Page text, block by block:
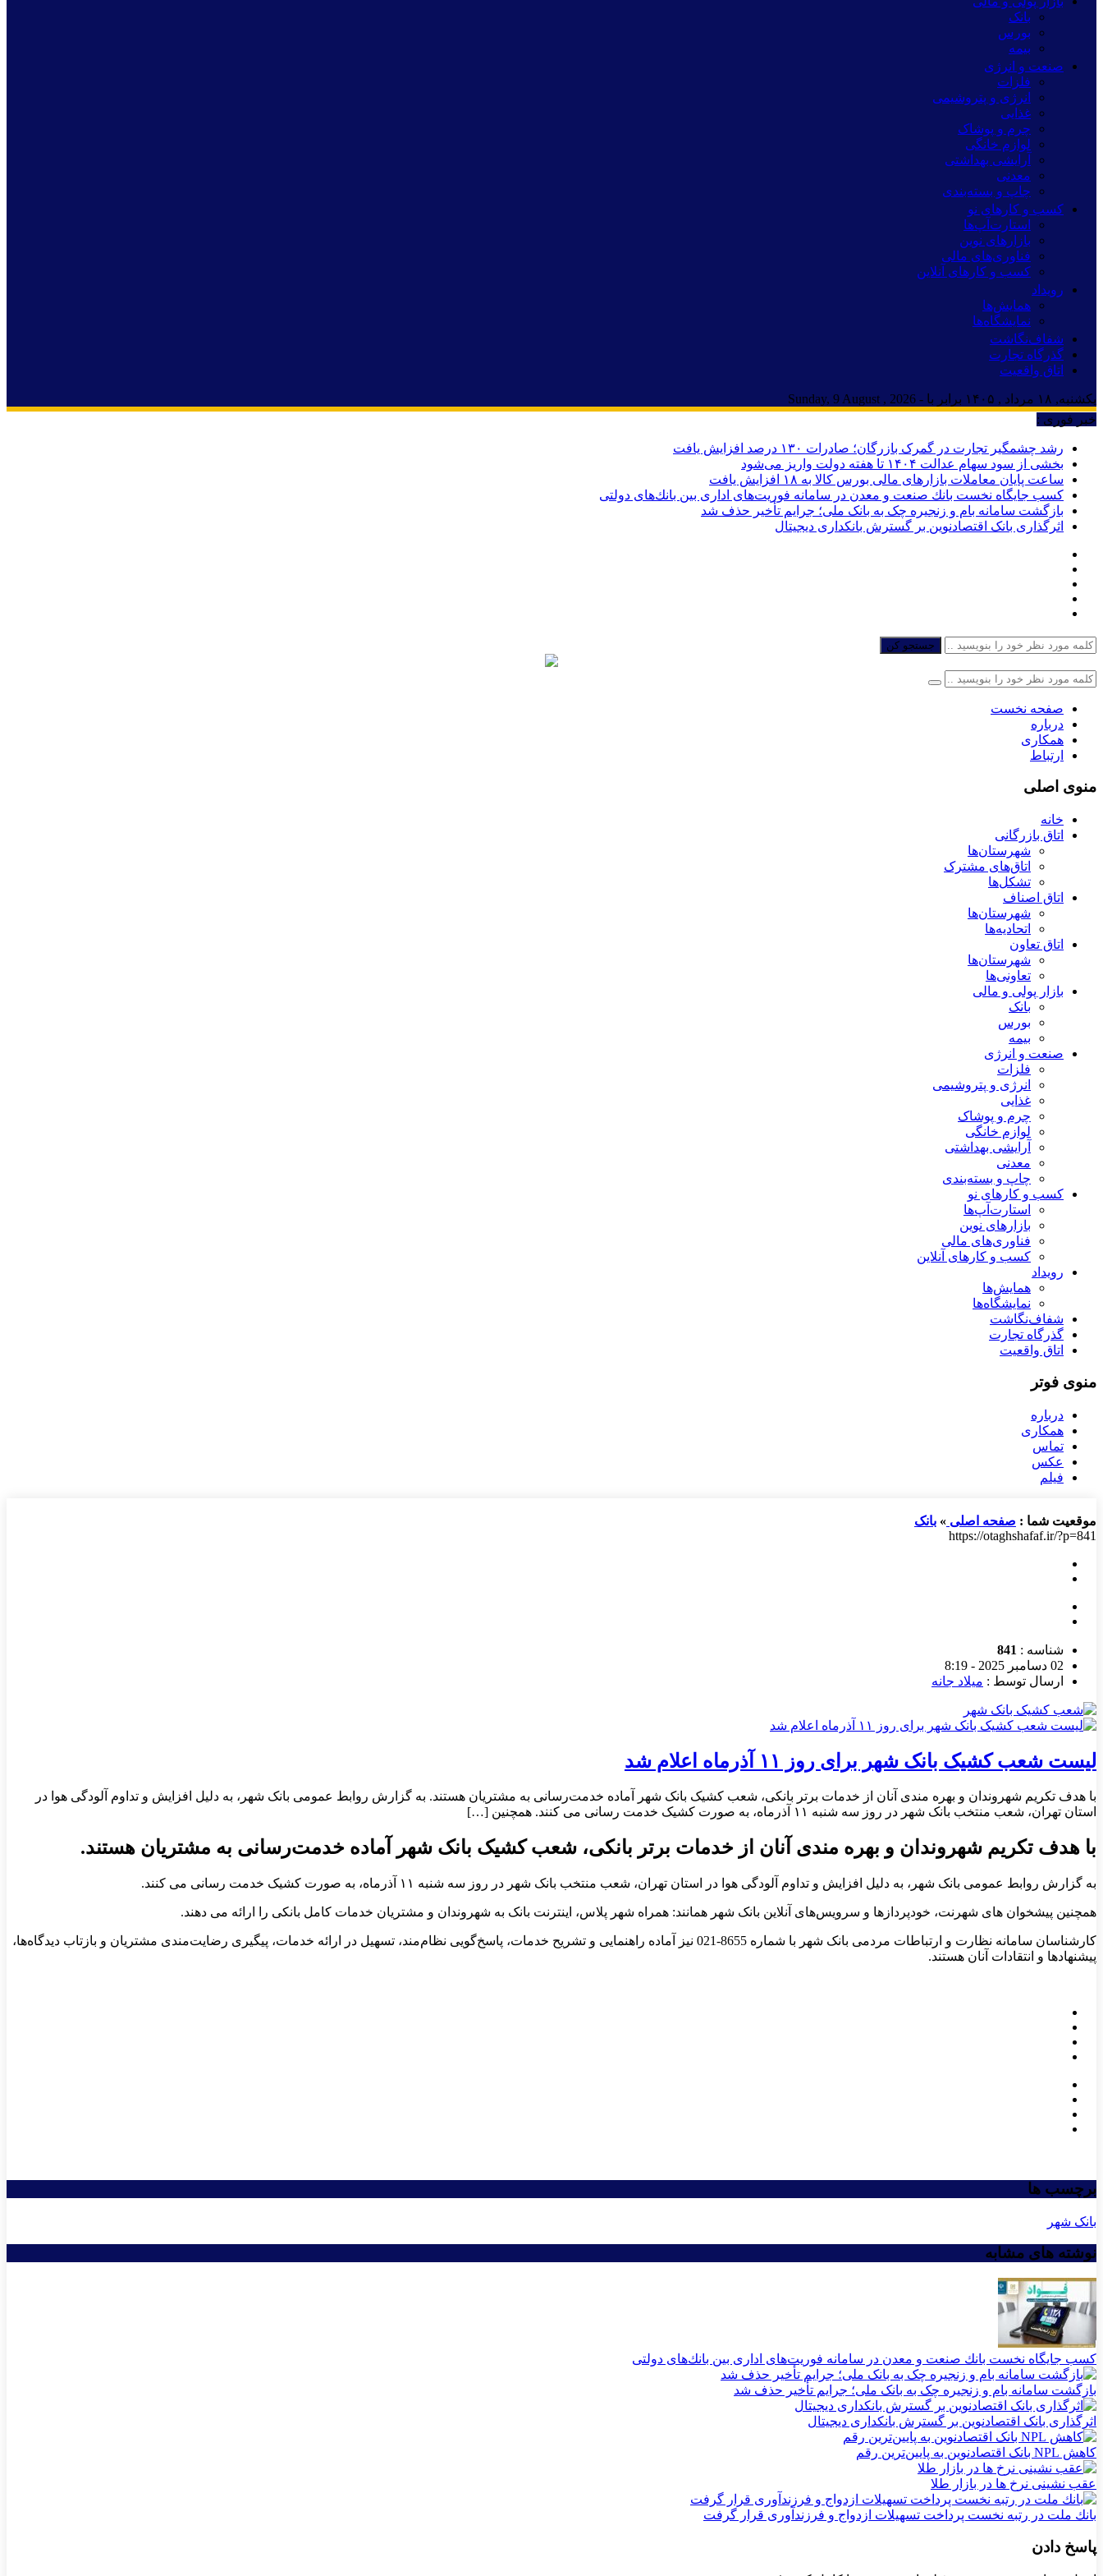
بانک
بورس
بیمه
صنعت و انرژی
فلزات
انرژی و پتروشیمی
غذایی
چرم و پوشاک
لوازم خانگی
آرایشی بهداشتی
معدنی
چاپ و بسته‌بندی
کسب و کارهای نو
استارت‌آپ‌ها
بازارهای نوین
فناوری‌های مالی
کسب و کارهای آنلاین
رویداد
همایش‌ها
نمایشگاه‌ها
شفاف‌نگاشت
گذرگاه تجارت
اتاق واقعیت
یکشنبه, ۱۸ مرداد , ۱۴۰۵ برابر با - Sunday, 9 August , 2026
خبر فوری :
رشد چشمگیر تجارت در گمرک بازرگان؛ صادرات ۱۳۰ درصد افزایش یافت
بخشی از سود سهام عدالت ۱۴۰۴ تا هفته دولت واریز می‌شود
ساعت پایان معاملات بازارهای مالی بورس کالا به ۱۸ افزایش یافت
كسب جایگاه نخست بانك صنعت و معدن در سامانه فوریت‌های اداری بین بانك‌های دولتی
بازگشت سامانه بام و زنجیره چک به بانک ملی؛ جرایم تأخیر حذف شد
اثرگذاری بانک اقتصادنوین بر گسترش بانکداری دیجیتال
جستجو کن
صفحه نخست
درباره
همکاری
ارتباط
منوی اصلی
خانه
اتاق بازرگانی
شهرستان‌ها
اتاق‌های مشترک
تشکل‌ها
اتاق اصناف
شهرستان‌ها
اتحادیه‌ها
اتاق تعاون
شهرستان‌ها
تعاونی‌ها
بازار پولی و مالی
بانک
بورس
بیمه
صنعت و انرژی
فلزات
انرژی و پتروشیمی
غذایی
چرم و پوشاک
لوازم خانگی
آرایشی بهداشتی
معدنی
چاپ و بسته‌بندی
کسب و کارهای نو
استارت‌آپ‌ها
بازارهای نوین
فناوری‌های مالی
کسب و کارهای آنلاین
رویداد
همایش‌ها
نمایشگاه‌ها
شفاف‌نگاشت
گذرگاه تجارت
اتاق واقعیت
منوی فوتر
درباره
همکاری
تماس
عکس
فیلم
موقعیت شما : صفحه اصلی » بانک
https://otaghshafaf.ir/?p=841
شناسه : 841
02 دسامبر 2025 - 8:19
ارسال توسط : میلاد جانه
لیست شعب کشیک بانک شهر برای روز ۱۱ آذرماه اعلام شد
با هدف تکریم شهروندان و بهره مندی آنان از خدمات برتر بانکی، شعب کشیک بانک شهر آماده خدمت‌رسانی به مشتریان هستند. به گزارش روابط عمومی بانک شهر، به دلیل افزایش و تداوم آلودگی هوا در
استان تهران، شعب منتخب بانک شهر در روز سه شنبه ۱۱ آذرماه، به صورت کشیک خدمت رسانی می کنند. همچنین […]
با هدف تکریم شهروندان و بهره مندی آنان از خدمات برتر بانکی، شعب کشیک بانک شهر آماده خدمت‌رسانی به مشتریان هستند.
به گزارش روابط عمومی بانک شهر، به دلیل افزایش و تداوم آلودگی هوا در استان تهران، شعب منتخب بانک شهر در روز سه شنبه ۱۱ آذرماه، به صورت کشیک خدمت رسانی می کنند.
همچنین پیشخوان های شهرنت، خودپردازها و سرویس‌های آنلاین بانک شهر همانند: همراه شهر پلاس، اینترنت بانک به شهروندان و مشتریان خدمات کامل بانکی را ارائه می دهند.
کارشناسان سامانه نظارت و ارتباطات مردمی بانک شهر با شماره 8655-021 نیز آماده راهنمایی و تشریح خدمات، پاسخ‌گویی نظام‌مند، تسهیل در ارائه خدمات، پیگیری رضایت‌مندی مشتریان و بازتاب دیدگاه‌ها،
پیشنهادها و انتقادات آنان هستند.
برچسب ها
بانک شهر
نوشته های مشابه
كسب جایگاه نخست بانك صنعت و معدن در سامانه فوریت‌های اداری بین بانك‌های دولتی
بازگشت سامانه بام و زنجیره چک به بانک ملی؛ جرایم تأخیر حذف شد
اثرگذاری بانک اقتصادنوین بر گسترش بانکداری دیجیتال
کاهش NPL بانک اقتصادنوین به پایین‌ترین رقم
عقب نشینی نرخ ها در بازار طلا
بانك ملت در رتبه نخست پرداخت تسهیلات ازدواج و فرزندآوری قرار گرفت
پاسخ دادن